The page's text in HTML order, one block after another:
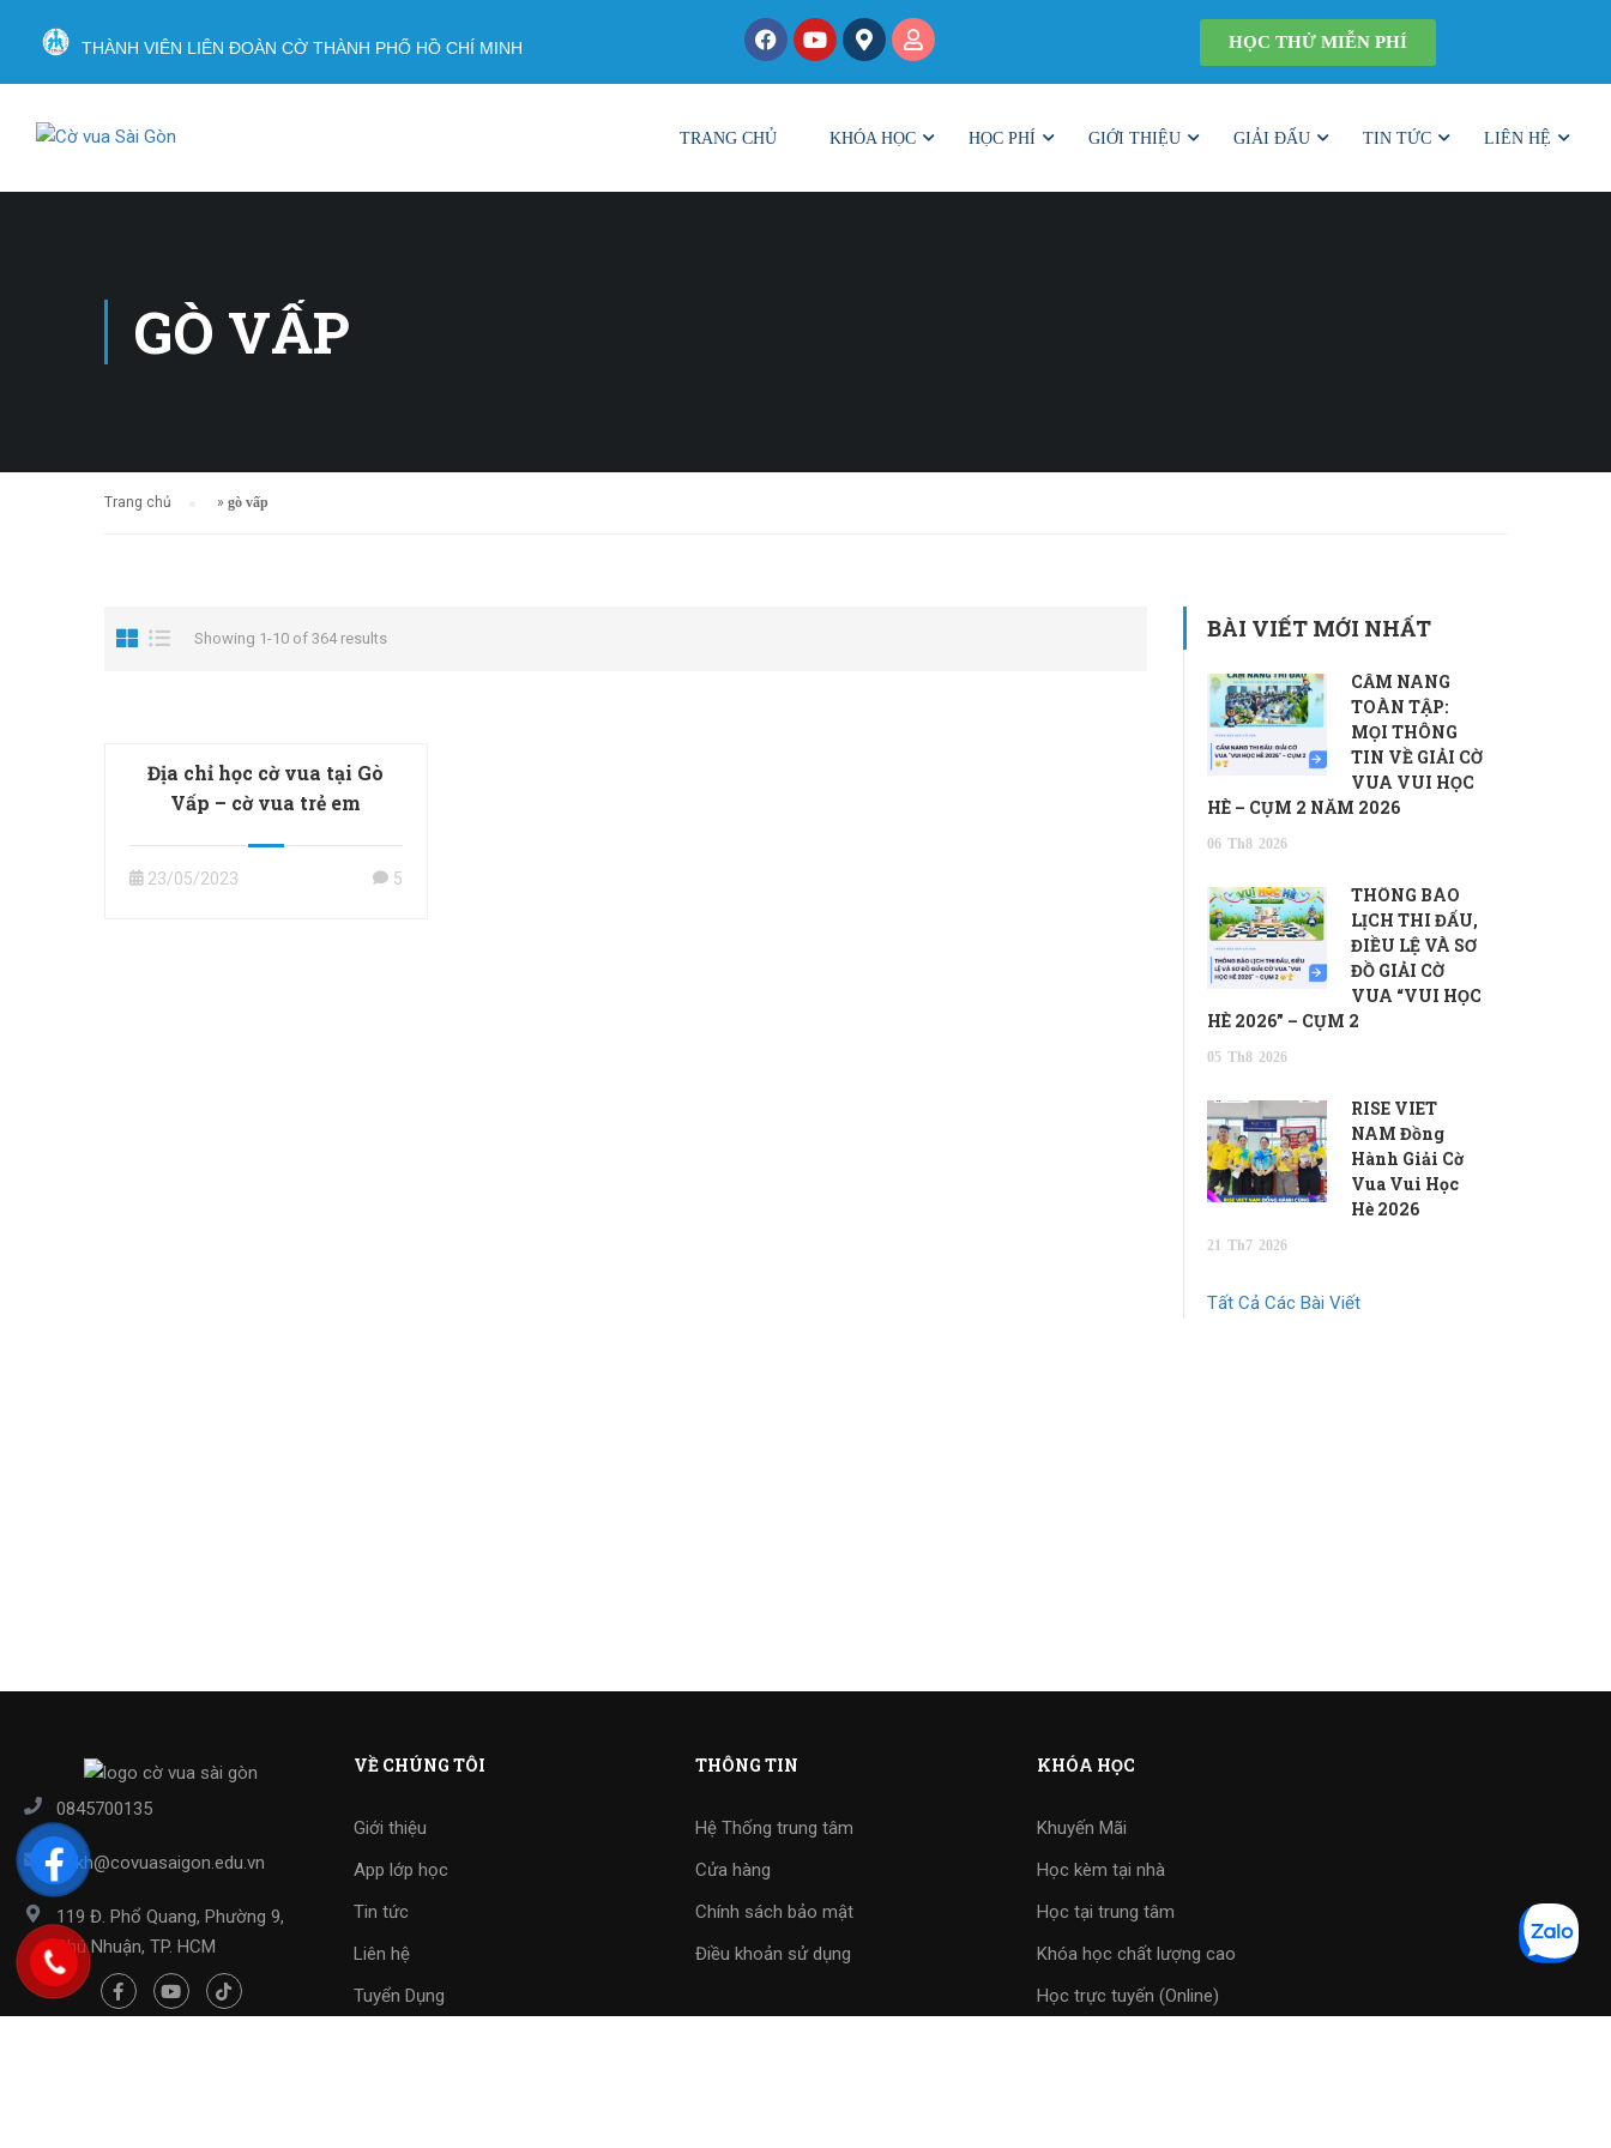
THÀNH VIÊN LIÊN ĐOÀN CỜ THÀNH PHỐ HỒ CHÍ MINH HỌC THỬ MIỄN PHÍ
TRANG CHỦ KHÓA HỌC HỌC PHÍ GIỚI THIỆU GIẢI ĐẤU TIN TỨC LIÊN HỆ
GÒ VẤP
Trang chủ » gò vấp
Showing 1-10 of 364 results
Địa chỉ học cờ vua tại Gò
Vấp – cờ vua trẻ em
23/05/2023 5
BÀI VIẾT MỚI NHẤT
CẨM NANG
TOÀN TẬP:
MỌI THÔNG
TIN VỀ GIẢI CỜ
VUA VUI HỌC
HÈ – CỤM 2 NĂM 2026
06 Th8 2026
THÔNG BÁO
LỊCH THI ĐẤU,
ĐIỀU LỆ VÀ SƠ
ĐỒ GIẢI CỜ
VUA “VUI HỌC
HÈ 2026” – CỤM 2
05 Th8 2026
RISE VIET
NAM Đồng
Hành Giải Cờ
Vua Vui Học
Hè 2026
21 Th7 2026
Tất Cả Các Bài Viết
0845700135
cskh@covuasaigon.edu.vn
119 Đ. Phổ Quang, Phường 9,
Phú Nhuận, TP. HCM
VỀ CHÚNG TÔI
Giới thiệu
App lớp học
Tin tức
Liên hệ
Tuyển Dụng
THÔNG TIN
Hệ Thống trung tâm
Cửa hàng
Chính sách bảo mật
Điều khoản sử dụng
KHÓA HỌC
Khuyến Mãi
Học kèm tại nhà
Học tại trung tâm
Khóa học chất lượng cao
Học trực tuyến (Online)